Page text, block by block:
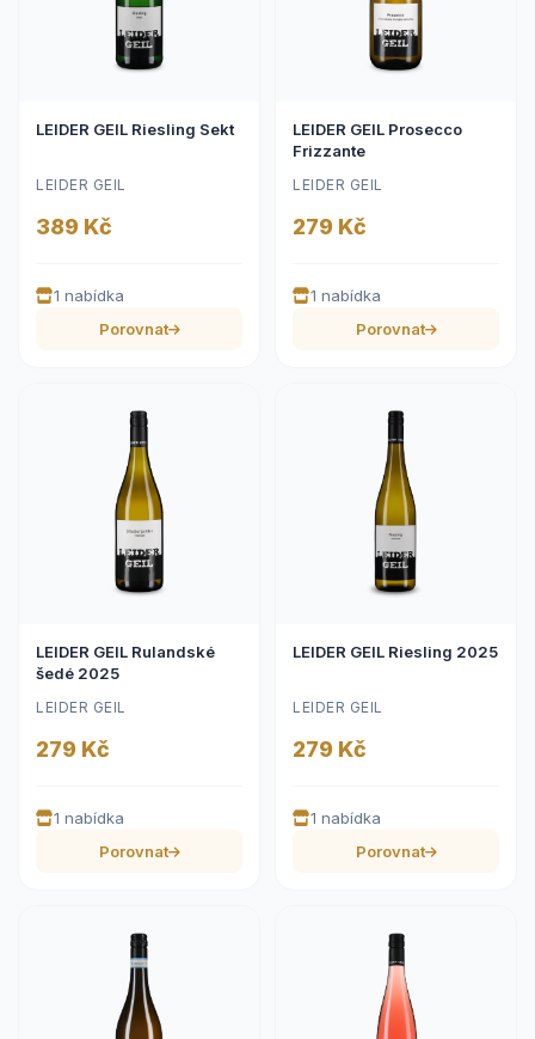
LEIDER GEIL Riesling Sekt
LEIDER GEIL
389 Kč
1 nabídka
Porovnat
LEIDER GEIL Prosecco
Frizzante
LEIDER GEIL
279 Kč
1 nabídka
Porovnat
LEIDER GEIL Rulandské
šedé 2025
LEIDER GEIL
279 Kč
1 nabídka
Porovnat
LEIDER GEIL Riesling 2025
LEIDER GEIL
279 Kč
1 nabídka
Porovnat